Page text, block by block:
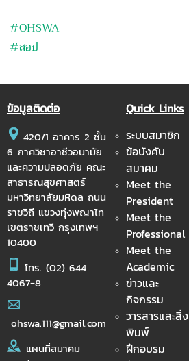
#OHSWA
#สอป
ข้อมูลติดต่อ
420/1 อาคาร 2 ชั้น
6 ภาควิชาอาชีวอนามัย
และความปลอดภัย คณะ
สาธารณสุขศาสตร์
มหาวิทยาลัยมหิดล ถนน
ราชวิถี แขวงทุ่งพญาไท
เขตราชเทวี กรุงเทพฯ
10400
โทร. (02) 644
4067-8
ohswa.111@gmail.com
แผนที่สมาคม
Quick Links
ระบบสมาชิก
ข้อบังคับ
สมาคม
Meet the
President
Meet the
Professional
Meet the
Academic
ข่าวและ
กิจกรรม
วารสารและสิ่ง
พิมพ์
ฝึกอบรม